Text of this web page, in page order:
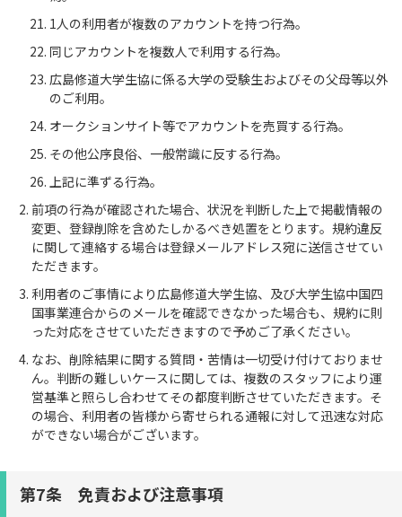
1人の利用者が複数のアカウントを持つ行為。
同じアカウントを複数人で利用する行為。
広島修道大学生協に係る大学の受験生およびその父母等以外
のご利用。
オークションサイト等でアカウントを売買する行為。
その他公序良俗、一般常識に反する行為。
上記に準ずる行為。
前項の行為が確認された場合、状況を判断した上で掲載情報の
変更、登録削除を含めたしかるべき処置をとります。規約違反
に関して連絡する場合は登録メールアドレス宛に送信させてい
ただきます。
利用者のご事情により広島修道大学生協、及び大学生協中国四
国事業連合からのメールを確認できなかった場合も、規約に則
った対応をさせていただきますので予めご了承ください。
なお、削除結果に関する質問・苦情は一切受け付けておりませ
ん。判断の難しいケースに関しては、複数のスタッフにより運
営基準と照らし合わせてその都度判断させていただきます。そ
の場合、利用者の皆様から寄せられる通報に対して迅速な対応
ができない場合がございます。
第7条 免責および注意事項